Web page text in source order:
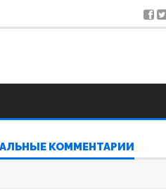
КОММЕНТАРИИ